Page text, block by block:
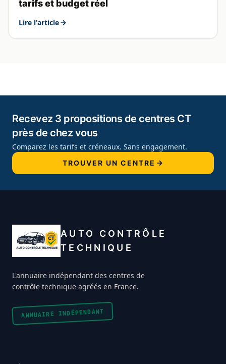
tarifs et budget réel
Lire l'article
Recevez 3 propositions de centres CT
près de chez vous
Comparez les tarifs et créneaux. Sans engagement.
TROUVER UN CENTRE
AUTO CONTRÔLE
TECHNIQUE
L'annuaire indépendant des centres de
contrôle technique agréés en France.
ANNUAIRE INDÉPENDANT